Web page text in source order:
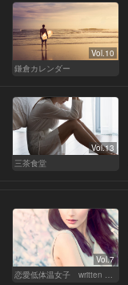
Vol.10
鎌倉カレンダー
Vol.13
三茶食堂
Vol.7
恋愛低体温女子 written by 内埜さくら